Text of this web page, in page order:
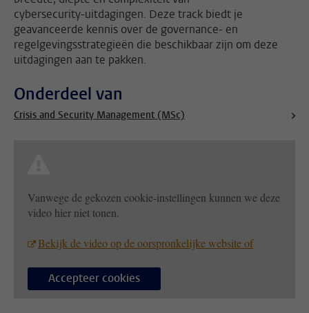
cybersecurity-uitdagingen. Deze track biedt je
geavanceerde kennis over de governance- en
regelgevingsstrategieën die beschikbaar zijn om deze
uitdagingen aan te pakken.
Onderdeel van
Crisis and Security Management (MSc)
Vanwege de gekozen cookie-instellingen kunnen we deze
video hier niet tonen.
Bekijk de video op de oorspronkelijke website of
Accepteer cookies